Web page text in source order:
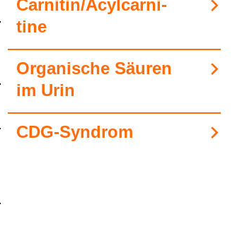
Car­ni­tin/Acyl­car­ni­
tine
Orga­ni­sche Säu­ren
im Urin
CDG-​Syn­drom